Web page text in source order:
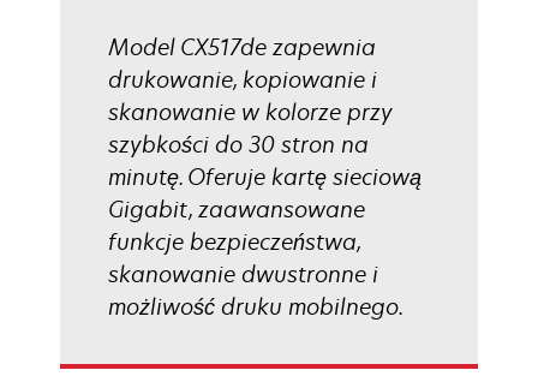
Model CX517de zapewnia
drukowanie, kopiowanie i
skanowanie w kolorze przy
szybkości do 30 stron na
minutę. Oferuje kartę sieciową
Gigabit, zaawansowane
funkcje bezpieczeństwa,
skanowanie dwustronne i
możliwość druku mobilnego.